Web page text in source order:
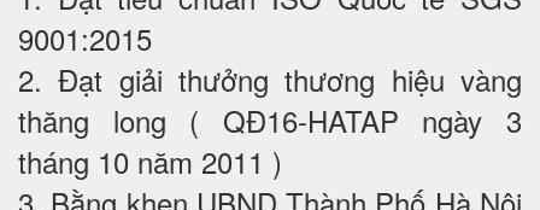
9001:2015
2. Đạt giải thưởng thương hiệu vàng
thăng long ( QĐ16-HATAP ngày 3
tháng 10 năm 2011 )